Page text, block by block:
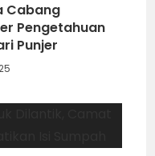
Cabang
Pengetahuan
Punjer